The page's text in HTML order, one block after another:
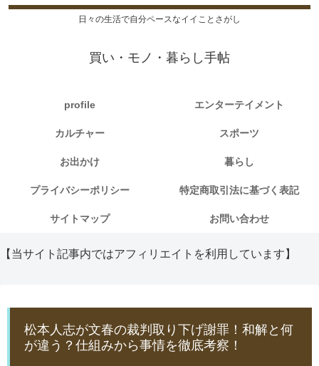
日々の生活で自分ペースなイイことさがし
買い・モノ・暮らし手帖
profile エンターテイメント
カルチャー スポーツ
お出かけ 暮らし
プライバシーポリシー 特定商取引法に基づく表記
サイトマップ お問い合わせ
【当サイト記事内ではアフィリエイトを利用しています】
松本人志が文春の裁判取り下げ謝罪！和解と何
が違う？仕組みから事情を徹底考察！